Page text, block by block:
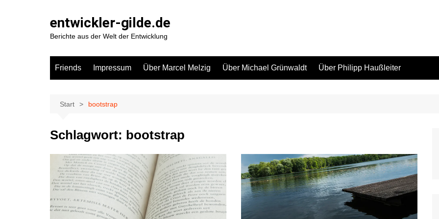
entwickler-gilde.de
Berichte aus der Welt der Entwicklung
Friends Impressum Über Marcel Melzig Über Michael Grünwaldt Über Philipp Haußleiter
Start bootstrap
Schlagwort: bootstrap